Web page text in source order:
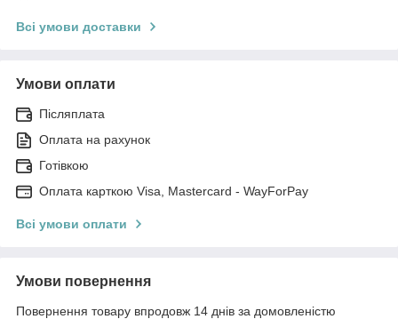
Всі умови доставки
Умови оплати
Післяплата
Оплата на рахунок
Готівкою
Оплата карткою Visa, Mastercard - WayForPay
Всі умови оплати
Умови повернення
Повернення товару впродовж 14 днів за домовленістю